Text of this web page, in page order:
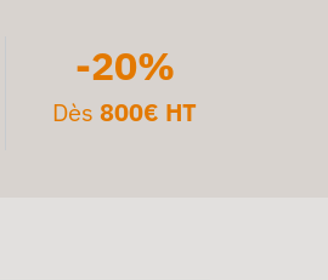
-20%
Dès800€ HT